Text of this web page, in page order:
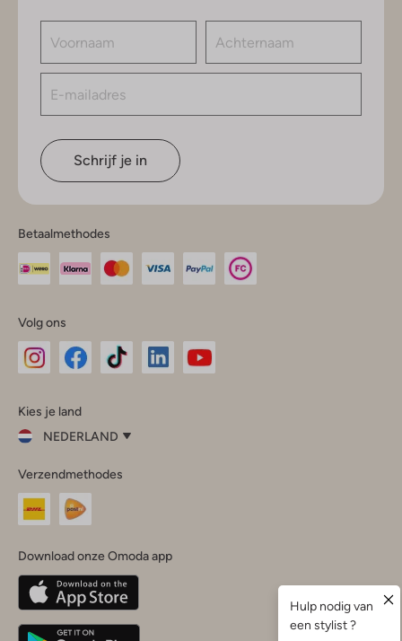
Schrijf je in
Betaalmethodes
Volg ons
InstagramFacebook
Kies je land
NEDERLAND
je
land
Nederland
Belgique(Français)
Deutschland
Verzendmethodes
Download onze Omoda app